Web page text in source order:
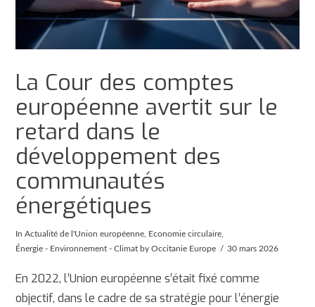
La Cour des comptes
européenne avertit sur le
retard dans le
développement des
communautés
énergétiques
InActualité de l'Union européenne Economie circulaire
Énergie - Environnement - Climat by Occitanie Europe 30 mars 2026
En 2022, l’Union européenne s’était fixé comme
objectif, dans le cadre de sa stratégie pour l’énergie